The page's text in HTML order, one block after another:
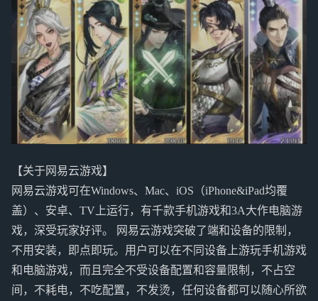
【关于网易云游戏】
网易云游戏可在Windows、Mac、iOS（iPhone&iPad均覆
盖）、安卓、TV上运行，有千款手机游戏和3A大作电脑游
戏，深受玩家好评。 网易云游戏突破了端和设备的限制，
不用安装，即点即玩。用户可以在不同设备上游玩手机游戏
和电脑游戏，而且完全不受设备配置和容量限制，不占空
间，不耗电，不吃配置，不发烫，任何设备都可以随心所欲